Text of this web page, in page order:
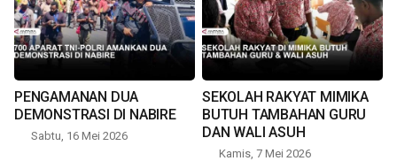
PENGAMANAN DUA
DEMONSTRASI DI NABIRE
Sabtu, 16 Mei 2026
SEKOLAH RAKYAT MIMIKA
BUTUH TAMBAHAN GURU
DAN WALI ASUH
Kamis, 7 Mei 2026